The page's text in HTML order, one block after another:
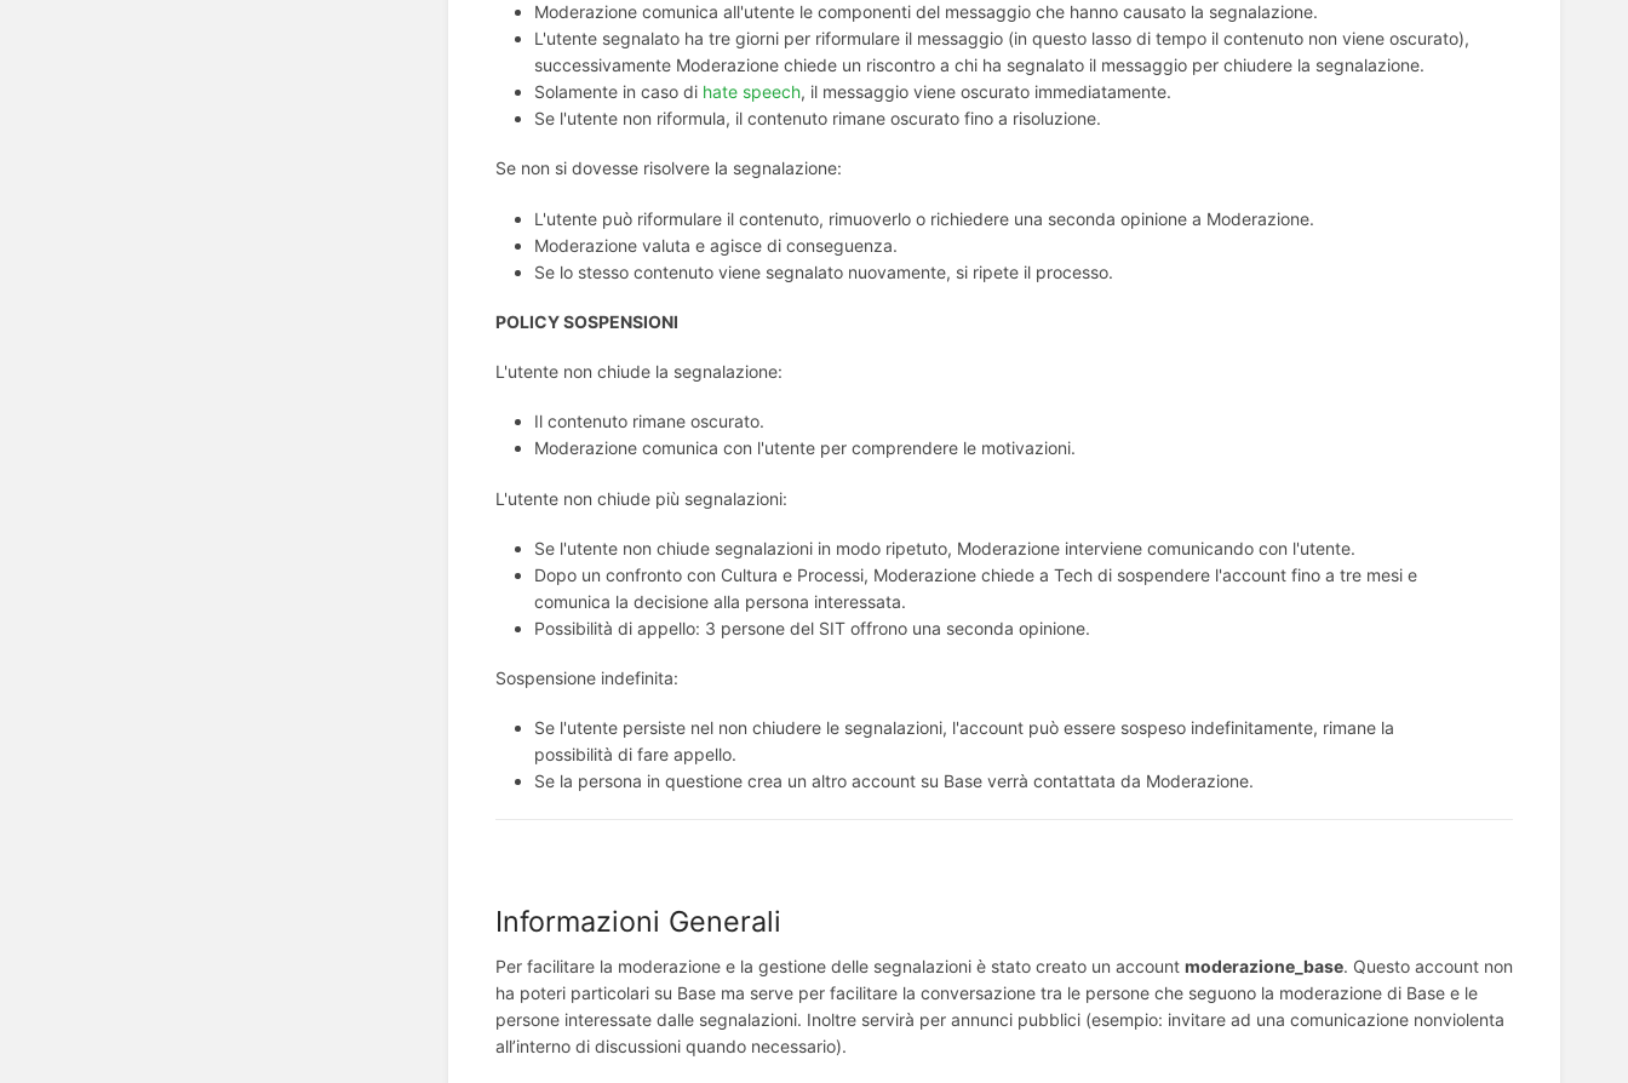
Moderazione comunica all'utente le componenti del messaggio che hanno causato la segnalazione.
L'utente segnalato ha tre giorni per riformulare il messaggio (in questo lasso di tempo il contenuto non viene oscurato),
successivamente Moderazione chiede un riscontro a chi ha segnalato il messaggio per chiudere la segnalazione.
Solamente in caso di hate speech, il messaggio viene oscurato immediatamente.
Se l'utente non riformula, il contenuto rimane oscurato fino a risoluzione.
Se non si dovesse risolvere la segnalazione:
L'utente può riformulare il contenuto, rimuoverlo o richiedere una seconda opinione a Moderazione.
Moderazione valuta e agisce di conseguenza.
Se lo stesso contenuto viene segnalato nuovamente, si ripete il processo.
POLICY SOSPENSIONI
L'utente non chiude la segnalazione:
Il contenuto rimane oscurato.
Moderazione comunica con l'utente per comprendere le motivazioni.
L'utente non chiude più segnalazioni:
Se l'utente non chiude segnalazioni in modo ripetuto, Moderazione interviene comunicando con l'utente.
Dopo un confronto con Cultura e Processi, Moderazione chiede a Tech di sospendere l'account fino a tre mesi e
comunica la decisione alla persona interessata.
Possibilità di appello: 3 persone del SIT offrono una seconda opinione.
Sospensione indefinita:
Se l'utente persiste nel non chiudere le segnalazioni, l'account può essere sospeso indefinitamente, rimane la
possibilità di fare appello.
Se la persona in questione crea un altro account su Base verrà contattata da Moderazione.
Informazioni Generali
Per facilitare la moderazione e la gestione delle segnalazioni è stato creato un account moderazione_base. Questo account non
ha poteri particolari su Base ma serve per facilitare la conversazione tra le persone che seguono la moderazione di Base e le
persone interessate dalle segnalazioni. Inoltre servirà per annunci pubblici (esempio: invitare ad una comunicazione nonviolenta
all’interno di discussioni quando necessario).